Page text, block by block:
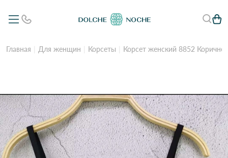
Главная Для женщин Корсеты Корсет женский 8852